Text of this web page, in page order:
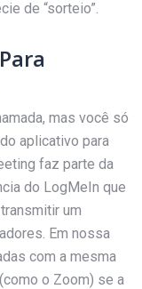
de “sorteio”.
mas você só
aplicativo para
faz parte da
do LogMeIn que
um
Em nossa
com a mesma
o Zoom) se a